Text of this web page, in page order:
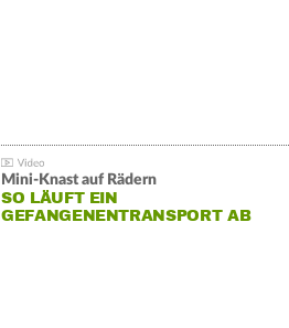
Mini-Knast auf Rädern
SO LÄUFT EIN
GEFANGENENTRANSPORT AB